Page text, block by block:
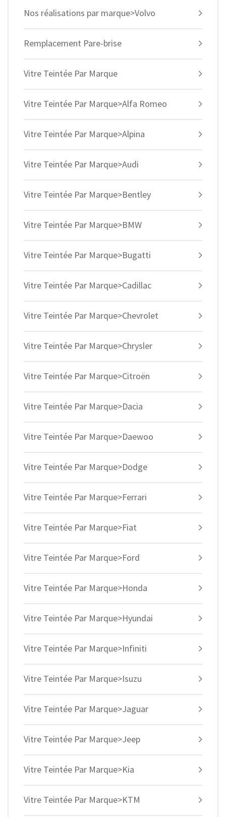
Nos réalisations par marque>Volvo
Remplacement Pare-brise
Vitre Teintée Par Marque
Vitre Teintée Par Marque>Alfa Romeo
Vitre Teintée Par Marque>Alpina
Vitre Teintée Par Marque>Audi
Vitre Teintée Par Marque>Bentley
Vitre Teintée Par Marque>BMW
Vitre Teintée Par Marque>Bugatti
Vitre Teintée Par Marque>Cadillac
Vitre Teintée Par Marque>Chevrolet
Vitre Teintée Par Marque>Chrysler
Vitre Teintée Par Marque>Citroën
Vitre Teintée Par Marque>Dacia
Vitre Teintée Par Marque>Daewoo
Vitre Teintée Par Marque>Dodge
Vitre Teintée Par Marque>Ferrari
Vitre Teintée Par Marque>Fiat
Vitre Teintée Par Marque>Ford
Vitre Teintée Par Marque>Honda
Vitre Teintée Par Marque>Hyundai
Vitre Teintée Par Marque>Infiniti
Vitre Teintée Par Marque>Isuzu
Vitre Teintée Par Marque>Jaguar
Vitre Teintée Par Marque>Jeep
Vitre Teintée Par Marque>Kia
Vitre Teintée Par Marque>KTM